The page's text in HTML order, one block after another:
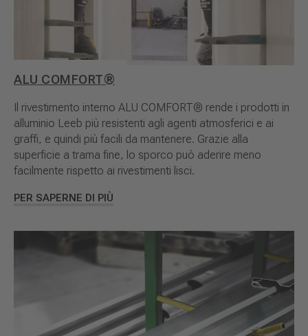
ALU COMFORT®
Il rivestimento interno ALU COMFORT® rende i prodotti in
alluminio Leeb più resistenti agli agenti atmosferici e ai
graffi, e quindi più facili da mantenere. Grazie alla
superficie a trama fine, lo sporco può aderire meno
facilmente rispetto ai rivestimenti lisci.
PER SAPERNE DI PIÙ